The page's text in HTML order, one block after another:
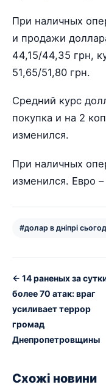
При наличных
и продажи
44,15/44,35 грн,
51,65/51,80 грн.
Средний курс
покупка и на 2
изменился.
При наличных
изменился. Евро
#долар в дніпрі
← 14 раненых за
более 70 атак: враг
усиливает террор
громад
Днепропетровщины
Схожі новини